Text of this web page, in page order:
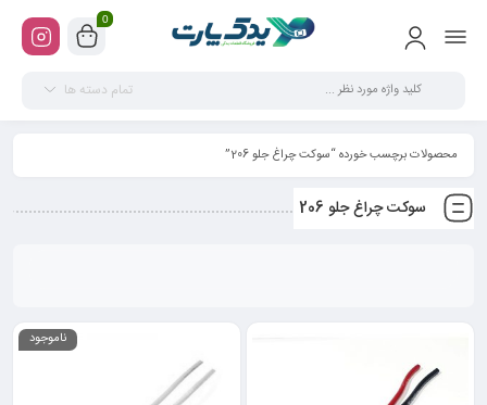
0
تمام دسته ها
محصولات برچسب خورده “سوکت چراغ جلو 206”
سوکت چراغ جلو 206
ناموجود